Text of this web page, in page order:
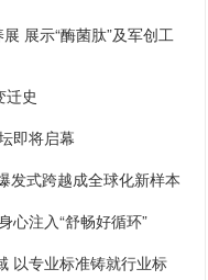
展示“酶菌肽”及军创工
迁史
即将启幕
发式跨越成全球化新样本
心注入“舒畅好循环”
以专业标准铸就行业标